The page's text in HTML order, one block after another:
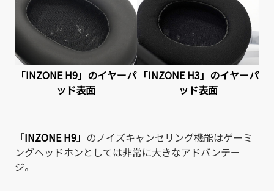
「INZONE H9」 のイヤーパ
ッド表面
「INZONE H3」 のイヤーパ
ッド表面
「INZONE H9」 のノイズキャンセリング機能はゲーミ
ングヘッドホンとしては非常に大きなアドバンテー
ジ。